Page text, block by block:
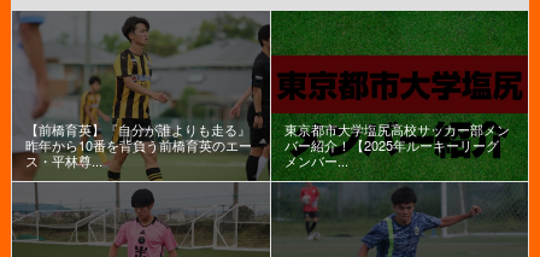
【前橋育英】『自分が誰よりも走る』
昨年から10番を背負う前橋育英のエー
ス・平林尊...
東京都市大学塩尻高校サッカー部メン
バー紹介！【2025年ルーキーリーグ
メンバー...